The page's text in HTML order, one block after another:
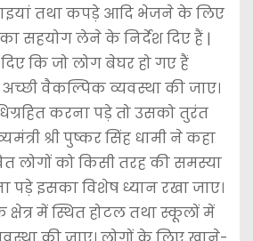
तथा कपड़े आदि भेजने के लिए
सहयोग लेने के निर्देश दिए हैं |
कि जो लोग बेघर हो गए हैं
वैकल्पिक व्यवस्था की जाए।
करना पड़े तो उसको तुरंत
श्री पुष्कर सिंह धामी ने कहा
लोगों को किसी तरह की समस्या
पड़े इसका विशेष ध्यान रखा जाए।
में स्थित होटल तथा स्कूलों में